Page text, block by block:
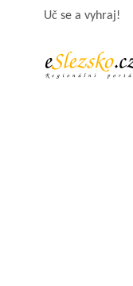
Uč se a vyhraj!